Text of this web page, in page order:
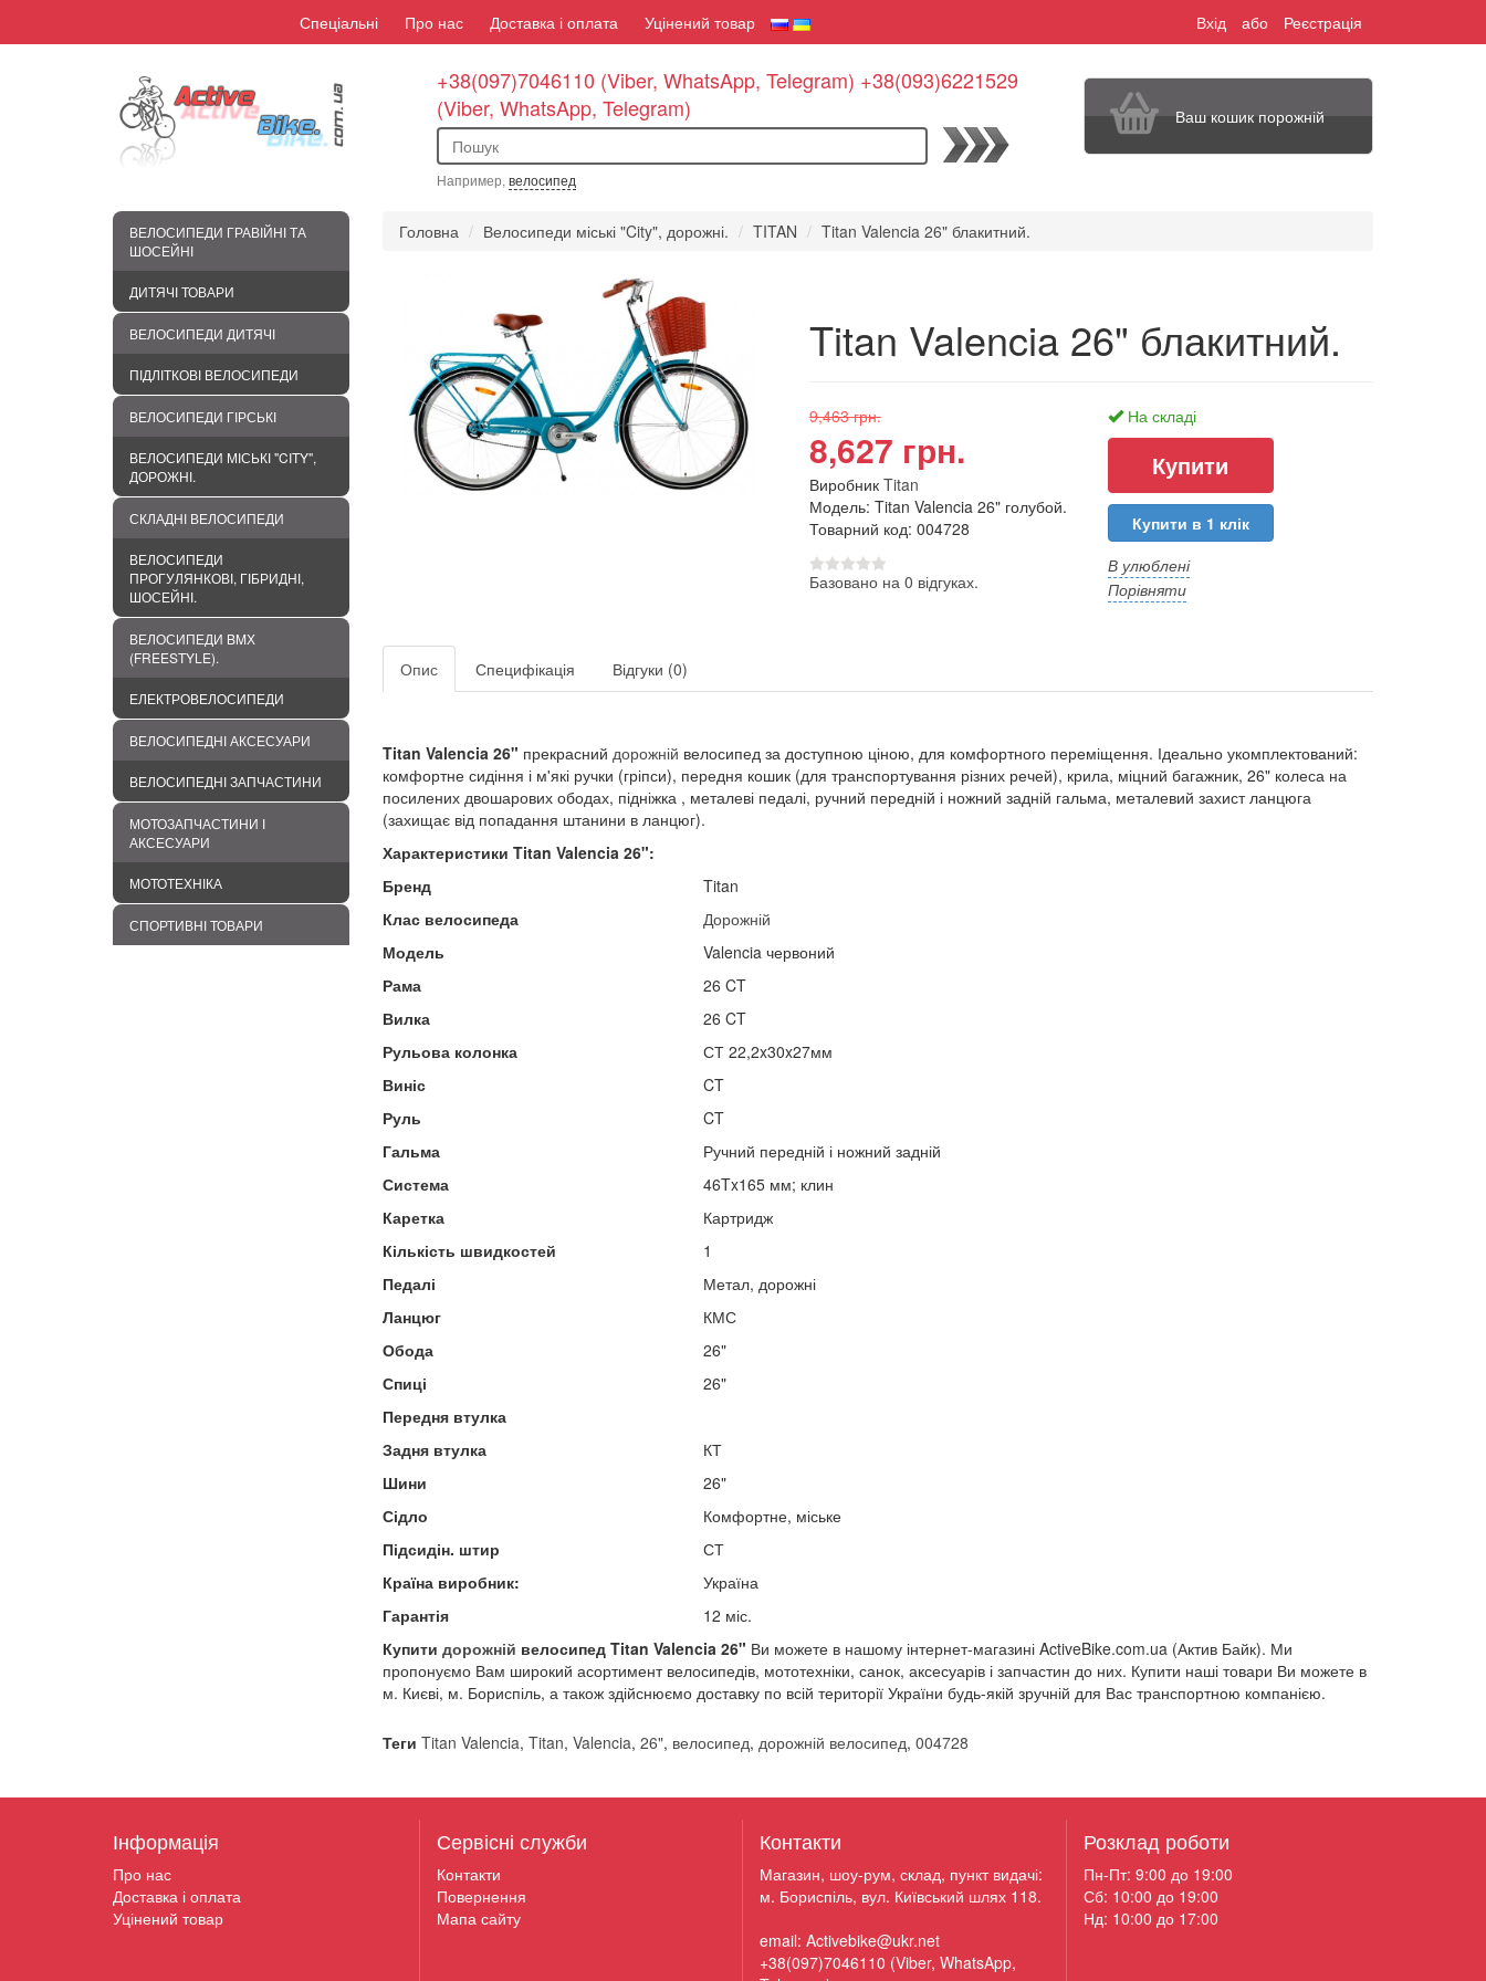
Спеціальні Про нас Доставка і оплата Уцінений товар Вхід або Реєстрація
+38(097)7046110 (Viber, WhatsApp, Telegram) +38(093)6221529
(Viber, WhatsApp, Telegram)
Пошук
Например, велосипед
Ваш кошик порожній
ВЕЛОСИПЕДИ ГРАВІЙНІ ТА
ШОСЕЙНІ
ДИТЯЧІ ТОВАРИ
ВЕЛОСИПЕДИ ДИТЯЧІ
ПІДЛІТКОВІ ВЕЛОСИПЕДИ
ВЕЛОСИПЕДИ ГІРСЬКІ
ВЕЛОСИПЕДИ МІСЬКІ "CITY",
ДОРОЖНІ.
СКЛАДНІ ВЕЛОСИПЕДИ
ВЕЛОСИПЕДИ
ПРОГУЛЯНКОВІ, ГІБРИДНІ,
ШОСЕЙНІ.
ВЕЛОСИПЕДИ BMХ
(FREESTYLE).
ЕЛЕКТРОВЕЛОСИПЕДИ
ВЕЛОСИПЕДНІ АКСЕСУАРИ
ВЕЛОСИПЕДНІ ЗАПЧАСТИНИ
МОТОЗАПЧАСТИНИ І
АКСЕСУАРИ
МОТОТЕХНІКА
СПОРТИВНІ ТОВАРИ
Головна Велосипеди міські "City", дорожні. TITAN Titan Valencia 26" блакитний.
Titan Valencia 26" блакитний.
9,463 грн.
8,627 грн.
Виробник Titan
Модель: Titan Valencia 26" голубой.
Товарний код: 004728
Базовано на 0 відгуках.
На складі
Купити в 1 клік
В улюблені
Порівняти
Опис Специфікація Відгуки (0)
Titan Valencia26"​ прекрасний дорожній велосипед за доступною ціною, для комфортного переміщення. Ідеально укомплектований:
комфортне сидіння і м'які ручки (гріпси), передня кошик (для транспортування різних речей), крила, міцний багажник, 26" колеса на
посилених двошарових ободах, підніжка , металеві педалі, ручний передній і ножний задній гальма, металевий захист ланцюга
(захищає від попадання штанини в ланцюг).
Характеристики Titan Valencia 26":
Бренд
Titan
Клас велосипеда
Дорожній
Модель
Valencia червоний
Рама
26 CT
Вилка
26 CT
Рульова колонка
СТ 22,2x30x27мм
Виніс
CT
Руль
CT
Гальма
Ручний передній і ножний задній
Система
46Tx165 мм; клин
Каретка
Картридж
Кількість швидкостей
1
Педалі
Метал, дорожні
Ланцюг
КМС
Обода
26"
Спиці
26"
Передня втулка
Задня втулка
КТ
Шини
26"
Сідло
Комфортне, міське
Підсидін. штир
СТ
Країна виробник:
Україна
Гарантія
12 міс.
Купити дорожній велосипед Titan Valencia 26"​ Ви можете в нашому інтернет-магазині ActiveBike.com.ua (Актив Байк). Ми
пропонуємо Вам широкий асортимент велосипедів, мототехніки, санок, аксесуарів і запчастин до них. Купити наші товари Ви можете в
м. Києві, м. Бориспіль, а також здійснюємо доставку по всій території України будь-якій зручній для Вас транспортною компанією.
Теги Titan Valencia, Titan, Valencia, 26", велосипед, дорожній велосипед, 004728
Інформація
Про нас
Доставка і оплата
Уцінений товар
Сервісні служби
Контакти
Повернення
Мапа сайту
Контакти
Магазин, шоу-рум, склад, пункт видачі:
м. Бориспіль, вул. Київський шлях 118.
email: Activebike@ukr.net
+38(097)7046110 (Viber, WhatsApp,
Розклад роботи
Пн-Пт: 9:00 до 19:00
Сб: 10:00 до 19:00
Нд: 10:00 до 17:00